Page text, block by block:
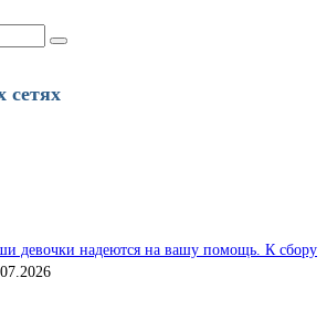
девочки надеются на вашу помощь. К сбору